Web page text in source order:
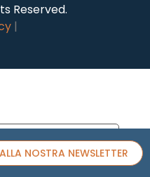
Reserved.
|
NOSTRA NEWSLETTER